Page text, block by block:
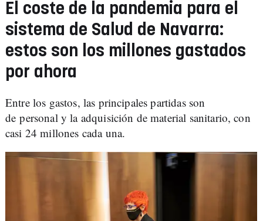
El coste de la pandemia para el
sistema de Salud de Navarra:
estos son los millones gastados
por ahora
Entre los gastos, las principales partidas son
de personal y la adquisición de material sanitario, con
casi 24 millones cada una.